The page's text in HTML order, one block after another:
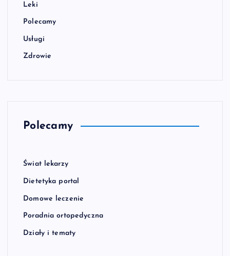
Leki
Polecamy
Usługi
Zdrowie
Polecamy
Świat lekarzy
Dietetyka portal
Domowe leczenie
Poradnia ortopedyczna
Działy i tematy